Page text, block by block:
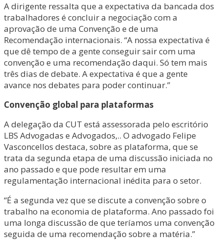
A dirigente ressalta que a expectativa da bancada dos
trabalhadores é concluir a negociação com a
aprovação de uma Convenção e de uma
Recomendação internacionais. “A nossa expectativa é
que dê tempo de a gente conseguir sair com uma
convenção e uma recomendação daqui. Só tem mais
três dias de debate. A expectativa é que a gente
avance nos debates para poder continuar.”
Convenção global para plataformas
A delegação da CUT está assessorada pelo escritório
LBS Advogadas e Advogados,.. O advogado Felipe
Vasconcellos destaca, sobre as plataforma, que se
trata da segunda etapa de uma discussão iniciada no
ano passado e que pode resultar em uma
regulamentação internacional inédita para o setor.
“É a segunda vez que se discute a convenção sobre o
trabalho na economia de plataforma. Ano passado foi
uma longa discussão de que teríamos uma convenção
seguida de uma recomendação sobre a matéria.”